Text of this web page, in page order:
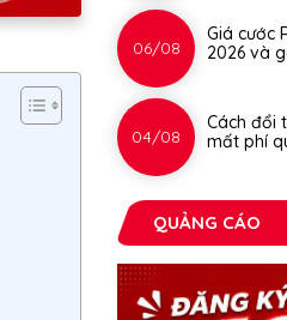
06/08
Giá cước
2026 và
04/08
Cách đổi
mất phí
QUẢNG CÁO